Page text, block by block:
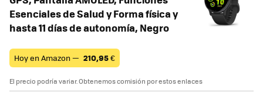
Esenciales de Salud y Forma física y
hasta 11 días de autonomía, Negro
Hoy en Amazon — 210,95€
El precio podría variar. Obtenemos comisión por estos enlaces